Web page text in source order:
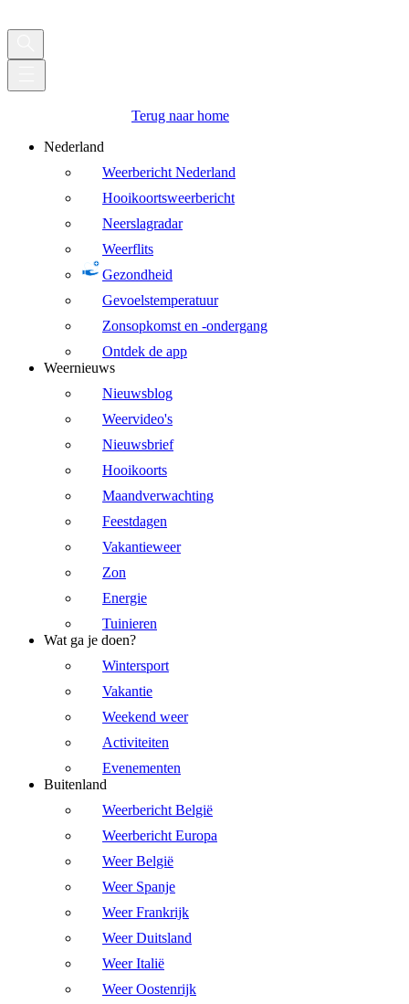
Terug naar home
Nederland
Weerbericht Nederland
Hooikoortsweerbericht
Neerslagradar
Weerflits
Gezondheid
Gevoelstemperatuur
Zonsopkomst en -ondergang
Ontdek de app
Weernieuws
Nieuwsblog
Weervideo's
Nieuwsbrief
Hooikoorts
Maandverwachting
Feestdagen
Vakantieweer
Zon
Energie
Tuinieren
Wat ga je doen?
Wintersport
Vakantie
Weekend weer
Activiteiten
Evenementen
Buitenland
Weerbericht België
Weerbericht Europa
Weer België
Weer Spanje
Weer Frankrijk
Weer Duitsland
Weer Italië
Weer Oostenrijk